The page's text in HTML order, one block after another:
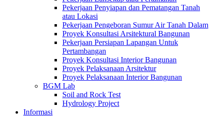
Pekerjaan Penyiapan dan Pematangan Tanah
atau Lokasi
Pekerjaan Pengeboran Sumur Air Tanah Dalam
Proyek Konsultasi Arsitektural Bangunan
Pekerjaan Persiapan Lapangan Untuk
Pertambangan
Proyek Konsultasi Interior Bangunan
Proyek Pelaksanaan Arsitektur
Proyek Pelaksanaan Interior Bangunan
BGM Lab
Soil and Rock Test
Hydrology Project
Informasi